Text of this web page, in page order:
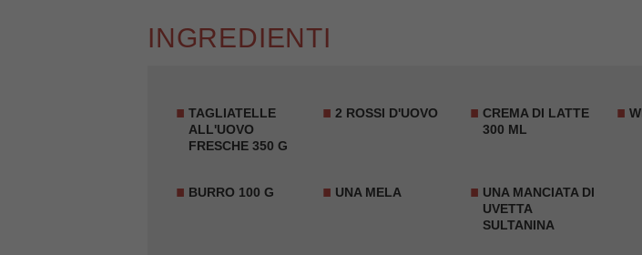
INGREDIENTI
TAGLIATELLE
ALL'UOVO
FRESCHE 350 G
2 ROSSI D'UOVO
CREMA DI LATTE
300 ML
BURRO 100 G UNA MELA
UNA MANCIATA DI
UVETTA
SULTANINA